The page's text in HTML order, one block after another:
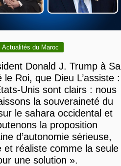
Actualités du Maroc
Donald J. Trump à Sa
le Roi, que Dieu L’assiste :
Unis sont clairs : nous
la souveraineté du
le sahara occidental et
la proposition
d’autonomie sérieuse,
et réaliste comme la seule
une solution ».